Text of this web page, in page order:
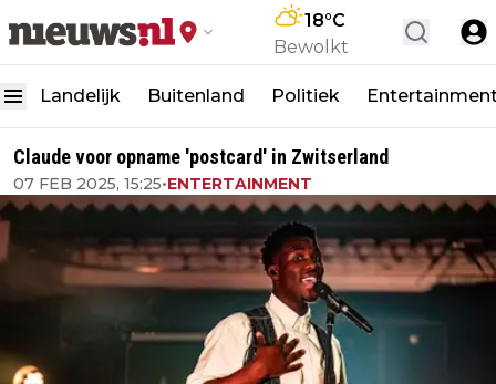
18°C
Bewolkt
Landelijk Buitenland Politiek
Claude voor opname 'postcard' in Zwitserland
07 FEB 2025, 15:25•ENTERTAINMENT